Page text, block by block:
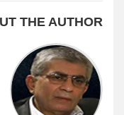
THE AUTHOR